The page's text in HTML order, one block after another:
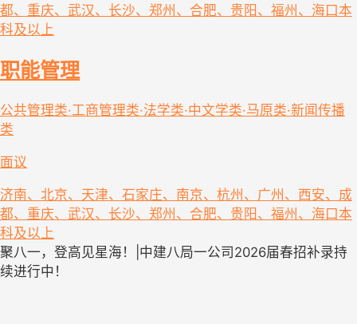
都、重庆、武汉、长沙、郑州、合肥、贵阳、福州、海口本
科及以上
职能管理
公共管理类·工商管理类·法学类·中文学类·马原类·新闻传播
类
面议
济南、北京、天津、石家庄、南京、杭州、广州、西安、成
都、重庆、武汉、长沙、郑州、合肥、贵阳、福州、海口本
科及以上
聚八一，登高见星海！|中建八局一公司2026届春招补录持
续进行中！